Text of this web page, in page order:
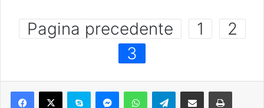
Pagina precedente 1
2
3